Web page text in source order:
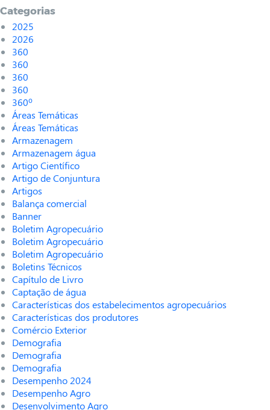
Categorias
2025
2026
360
360
360
360
360º
Áreas Temáticas
Áreas Temáticas
Armazenagem
Armazenagem água
Artigo Científico
Artigo de Conjuntura
Artigos
Balança comercial
Banner
Boletim Agropecuário
Boletim Agropecuário
Boletim Agropecuário
Boletins Técnicos
Capítulo de Livro
Captação de água
Características dos estabelecimentos agropecuários
Características dos produtores
Comércio Exterior
Demografia
Demografia
Demografia
Desempenho 2024
Desempenho Agro
Desenvolvimento Agro